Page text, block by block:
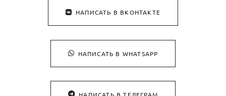
НАПИСАТЬ В ВКОНТАКТЕ
НАПИСАТЬ В WHATSAPP